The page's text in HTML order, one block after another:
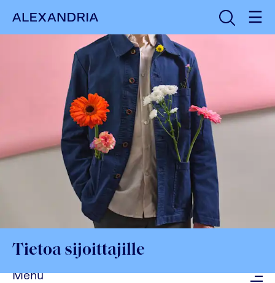
Etusivulle Avaa haku
Tietoa sijoittajille
Menu